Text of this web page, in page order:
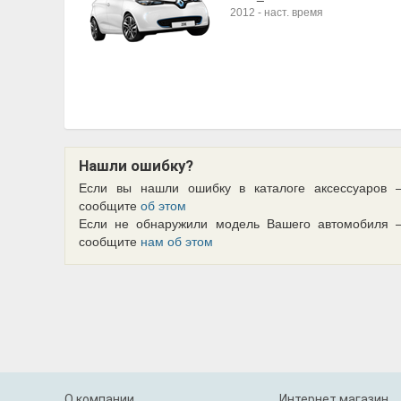
2012 - наст. время
Нашли ошибку?
Если вы нашли ошибку в каталоге аксессуаров
сообщите об этом
Если не обнаружили модель Вашего автомобиля
сообщите нам об этом